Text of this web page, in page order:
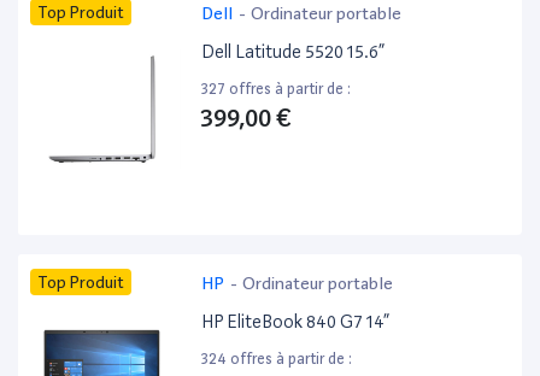
Top Produit Dell - Ordinateur portable
Dell Latitude 5520 15.6”
327 offres à partir de :
399,00 €
Top Produit HP - Ordinateur portable
HP EliteBook 840 G7 14”
324 offres à partir de :